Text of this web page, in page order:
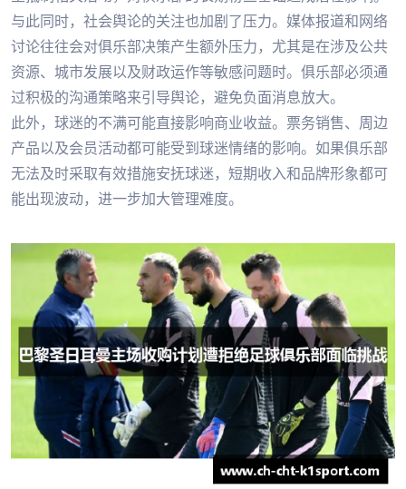
与此同时，社会舆论的关注也加剧了压力。媒体报道和网络
讨论往往会对俱乐部决策产生额外压力，尤其是在涉及公共
资源、城市发展以及财政运作等敏感问题时。俱乐部必须通
过积极的沟通策略来引导舆论，避免负面消息放大。
此外，球迷的不满可能直接影响商业收益。票务销售、周边
产品以及会员活动都可能受到球迷情绪的影响。如果俱乐部
无法及时采取有效措施安抚球迷，短期收入和品牌形象都可
能出现波动，进一步加大管理难度。